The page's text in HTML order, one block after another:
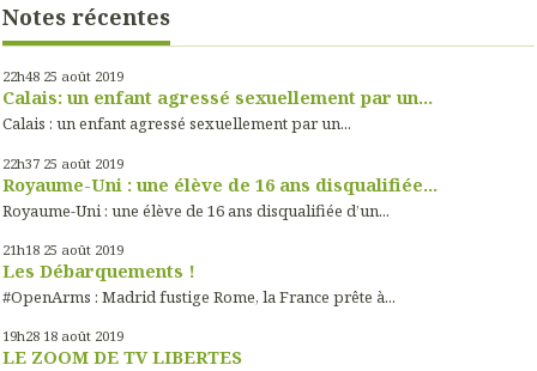
Notes récentes
22h48 25 août 2019
Calais: un enfant agressé sexuellement par un...
Calais : un enfant agressé sexuellement par un...
22h37 25 août 2019
Royaume-Uni : une élève de 16 ans disqualifiée...
Royaume-Uni : une élève de 16 ans disqualifiée d’un...
21h18 25 août 2019
Les Débarquements !
#OpenArms : Madrid fustige Rome, la France prête à...
19h28 18 août 2019
LE ZOOM DE TV LIBERTES